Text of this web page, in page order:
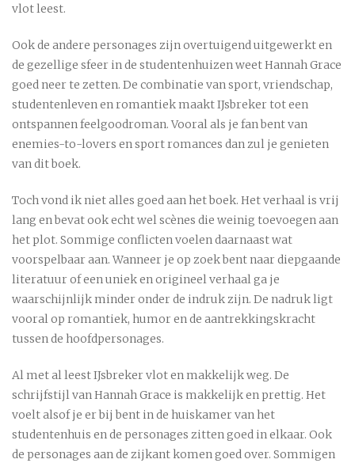
vlot leest.
Ook de andere personages zijn overtuigend uitgewerkt en
de gezellige sfeer in de studentenhuizen weet Hannah Grace
goed neer te zetten. De combinatie van sport, vriendschap,
studentenleven en romantiek maakt IJsbreker tot een
ontspannen feelgoodroman. Vooral als je fan bent van
enemies-to-lovers en sport romances dan zul je genieten
van dit boek.
Toch vond ik niet alles goed aan het boek. Het verhaal is vrij
lang en bevat ook echt wel scènes die weinig toevoegen aan
het plot. Sommige conflicten voelen daarnaast wat
voorspelbaar aan. Wanneer je op zoek bent naar diepgaande
literatuur of een uniek en origineel verhaal ga je
waarschijnlijk minder onder de indruk zijn. De nadruk ligt
vooral op romantiek, humor en de aantrekkingskracht
tussen de hoofdpersonages.
Al met al leest IJsbreker vlot en makkelijk weg. De
schrijfstijl van Hannah Grace is makkelijk en prettig. Het
voelt alsof je er bij bent in de huiskamer van het
studentenhuis en de personages zitten goed in elkaar. Ook
de personages aan de zijkant komen goed over. Sommigen